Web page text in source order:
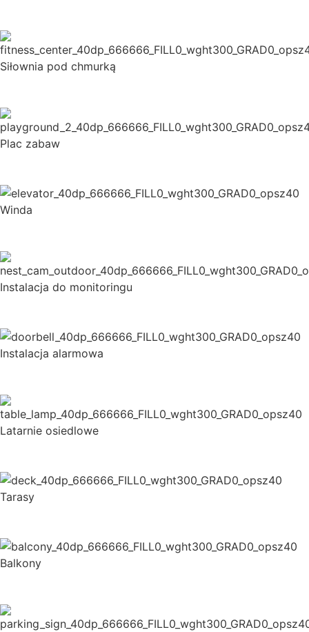
Siłownia pod chmurką
Plac zabaw
Winda
Instalacja do monitoringu
Instalacja alarmowa
Latarnie osiedlowe
Tarasy
Balkony